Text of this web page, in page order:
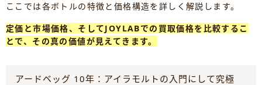
ここでは各ボトルの特徴と価格構造を詳しく解説します。
定価と市場価格、そしてJOYLABでの買取価格を比較するこ
とで、その真の価値が見えてきます。
アードベッグ 10年：アイラモルトの入門にして究極